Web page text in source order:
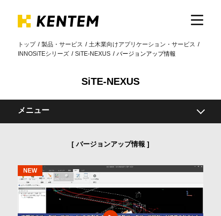
製品・サービス
導入事例
イベント・セミナー
トップ 製品・サービス
土木業向けアプリケーション・サービス
INNOSiTEシリーズ
SiTE-NEXUS バージョンアップ情報
SiTE-NEXUS
メニュー
導入事例
関連製品
動作環境
バージョンアップ情報